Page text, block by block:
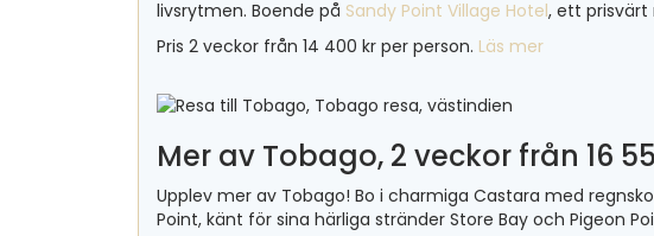
livsrytmen. Boende på Sandy Point Village Hotel, ett prisvärt
Pris 2 veckor från 14 400 kr per person. Läs mer
Mer av Tobago, 2 veckor från 16
Upplev mer av Tobago! Bo i charmiga Castara med
Point, känt för sina härliga stränder Store Bay och Pigeon